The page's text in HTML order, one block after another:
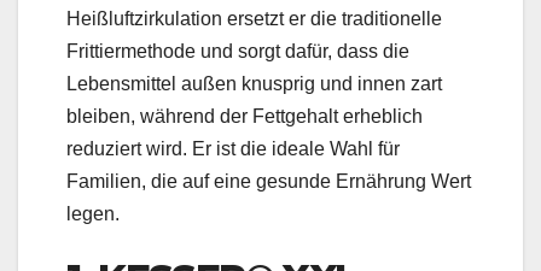
Heißluftzirkulation ersetzt er die traditionelle
Frittiermethode und sorgt dafür, dass die
Lebensmittel außen knusprig und innen zart
bleiben, während der Fettgehalt erheblich
reduziert wird. Er ist die ideale Wahl für
Familien, die auf eine gesunde Ernährung Wert
legen.